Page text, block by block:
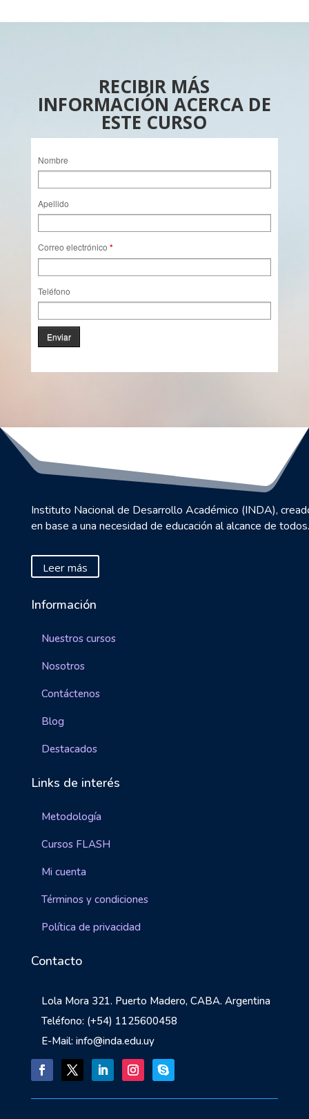
RECIBIR MÁS
INFORMACIÓN ACERCA DE
ESTE CURSO
Nombre
Apellido
Correo electrónico *
Teléfono
Enviar
Instituto Nacional de Desarrollo Académico (INDA),
en base a una necesidad de educación al alcance de todos.
Leer más
Información
Nuestros cursos
Nosotros
Contáctenos
Blog
Destacados
Links de interés
Metodología
Cursos FLASH
Mi cuenta
Términos y condiciones
Política de privacidad
Contacto
Lola Mora 321. Puerto Madero, CABA. Argentina
Teléfono: (+54) 1125600458
E-Mail: info@inda.edu.uy